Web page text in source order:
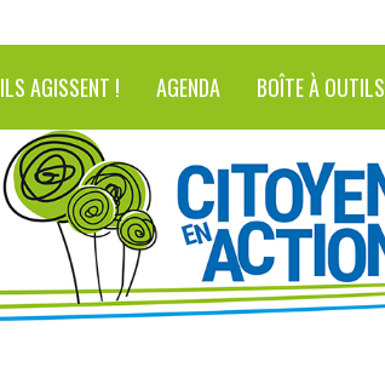
ILS AGISSENT ! AGENDA BOÎTE À OUTILS